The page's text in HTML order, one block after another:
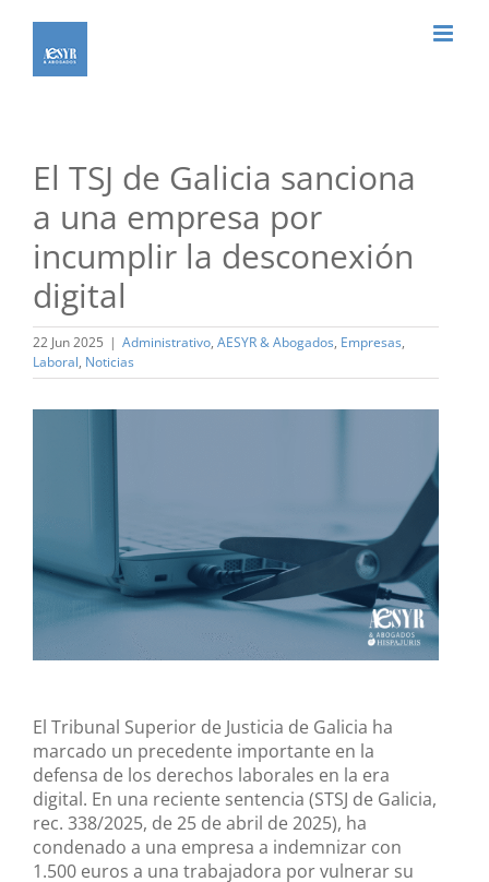
contenido
El TSJ de Galicia sanciona
a una empresa por
incumplir la desconexión
digital
22 Jun 2025 | Administrativo, AESYR & Abogados, Empresas,
Laboral, Noticias
El Tribunal Superior de Justicia de Galicia ha
marcado un precedente importante en la
defensa de los derechos laborales en la era
digital. En una reciente sentencia (STSJ de Galicia,
rec. 338/2025, de 25 de abril de 2025), ha
condenado a una empresa a indemnizar con
1.500 euros a una trabajadora por vulnerar su